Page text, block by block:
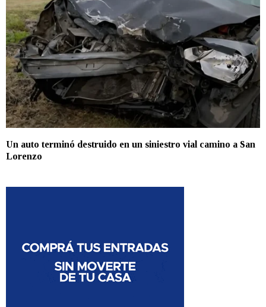
Un auto terminó destruido en un siniestro vial camino a San
Lorenzo